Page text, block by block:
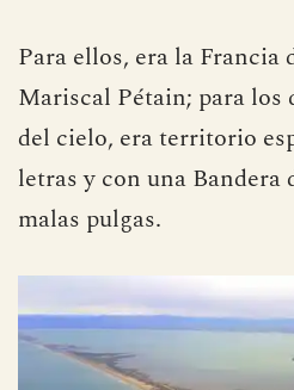
Para ellos, era la Francia
Mariscal Pétain; para los
del cielo, era territorio
letras y con una
malas pulgas.